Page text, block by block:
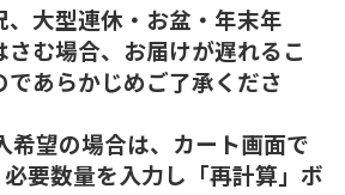
大型連休・お盆・年末年
む場合、お届けが遅れるこ
であらかじめご了承くださ
望の場合は、カート画面で
必要数量を入力し「再計算」ボ